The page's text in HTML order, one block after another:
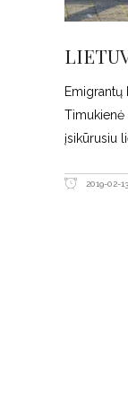
Emigrantų
Timukienė
įsikūrusiu
2019-02-13